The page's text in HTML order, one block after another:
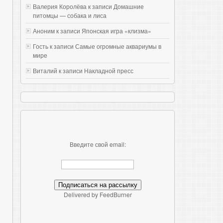
Валерия Королёва к записи Домашние
питомцы — собака и лиса
Аноним к записи Японская игра «клизма»
Гость к записи Самые огромные аквариумы в
мире
Виталий к записи Накладной пресс
Введите свой email:
Delivered by FeedBurner